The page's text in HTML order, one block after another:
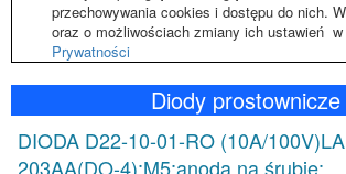
przechowywania cookies i dostępu do nich.
oraz o możliwościach zmiany ich ustawień w
Prywatności
Diody prostownicze
DIODA D22-10-01-RO (10A/
203AA(DO-4);M5;anoda na śrubie: